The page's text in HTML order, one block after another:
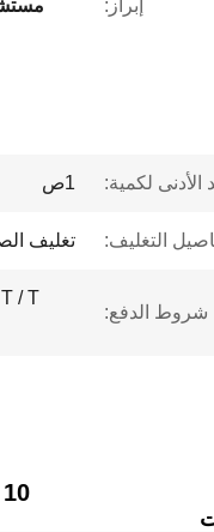
إبراز:
الأدنى لكمية: 1ص
التغليف: تغليف
شروط الدفع:
10 30 50 75 كجم الضغط الدقيق نصف الجسر كامل الجسر وزن جهاز استشعار خلية الحمل